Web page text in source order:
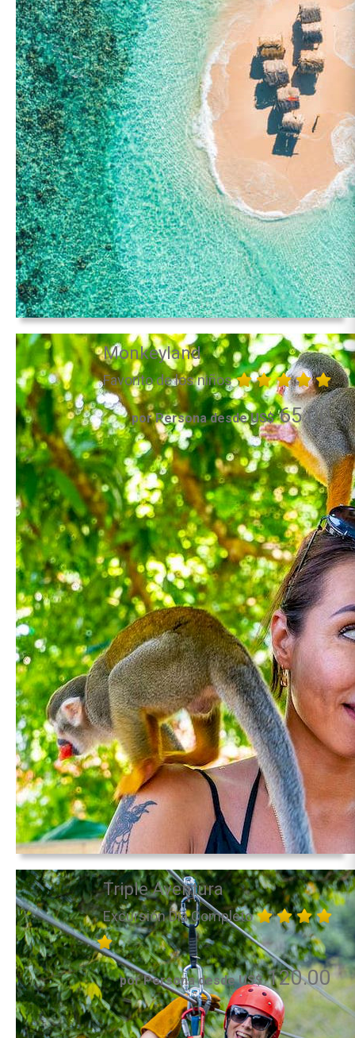
Monkeyland
Favorito de los niños
por Persona desde US$65.00
Triple Aventura
Excursión Día Completo
por Persona desde US$120.00